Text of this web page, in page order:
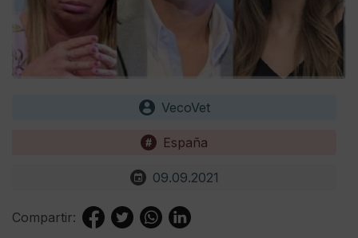
VecoVet
España
09.09.2021
Compartir: